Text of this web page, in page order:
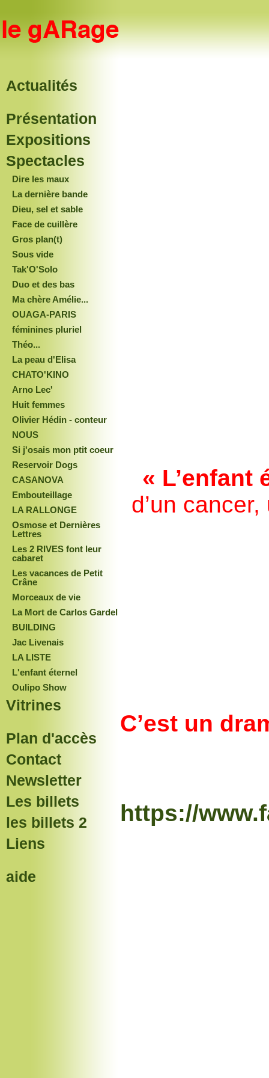
Actualités
Présentation
Expositions
Spectacles
Dire les maux
La dernière bande
Dieu, sel et sable
Face de cuillère
Gros plan(t)
Sous vide
Tak'O'Solo
Duo et des bas
Ma chère Amélie...
OUAGA-PARIS
féminines pluriel
Théo...
La peau d'Elisa
CHATO'KINO
Arno Lec'
Huit femmes
Olivier Hédin - conteur
NOUS
Si j'osais mon ptit coeur
Reservoir Dogs
CASANOVA
Embouteillage
LA RALLONGE
Osmose et Dernières
Lettres
Les 2 RIVES font leur
cabaret
Les vacances de Petit
Crâne
Morceaux de vie
La Mort de Carlos Gardel
BUILDING
Jac Livenais
LA LISTE
L'enfant éternel
Oulipo Show
Vitrines
Plan d'accès
Contact
Newsletter
Les billets
les billets 2
Liens
aide
« L’enfant
d’un cancer,
C’est un
https://